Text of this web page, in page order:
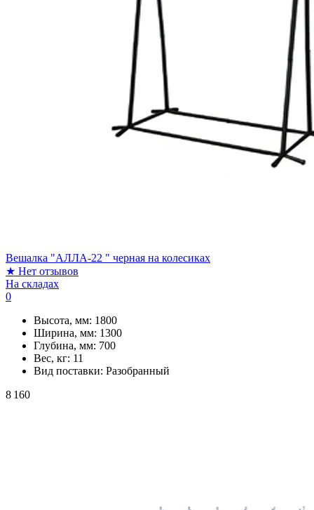
Вешалка "АЛЛА-22 " черная на колесиках
★ Нет отзывов
На складах
0
Высота, мм: 1800
Ширина, мм: 1300
Глубина, мм: 700
Вес, кг: 11
Вид поставки: Разобранный
8 160